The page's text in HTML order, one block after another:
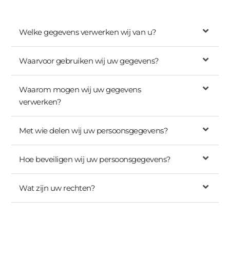
Welke gegevens verwerken wij van u?
Waarvoor gebruiken wij uw gegevens?
Waarom mogen wij uw gegevens
verwerken?
Met wie delen wij uw persoonsgegevens?
Hoe beveiligen wij uw persoonsgegevens?
Wat zijn uw rechten?